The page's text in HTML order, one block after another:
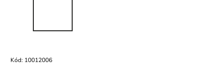
Kód: 10012006